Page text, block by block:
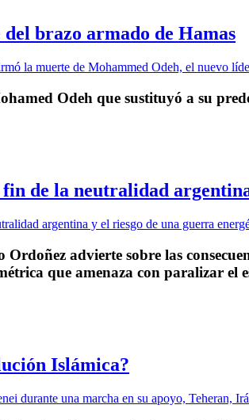
brazo armado de Hamas
Odeh que sustituyó a su
de la neutralidad
advierte sobre las
que amenaza con paralizar el
Islámica?